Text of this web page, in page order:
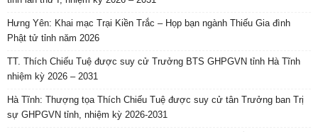
Hưng Yên: Khai mạc Trại Kiền Trắc – Họp bạn ngành Thiếu Gia đình
Phật tử tỉnh năm 2026
TT. Thích Chiếu Tuệ được suy cử Trưởng BTS GHPGVN tỉnh Hà Tĩnh
nhiệm kỳ 2026 – 2031
Hà Tĩnh: Thượng tọa Thích Chiếu Tuệ được suy cử tân Trưởng ban Trị
sự GHPGVN tỉnh, nhiệm kỳ 2026-2031